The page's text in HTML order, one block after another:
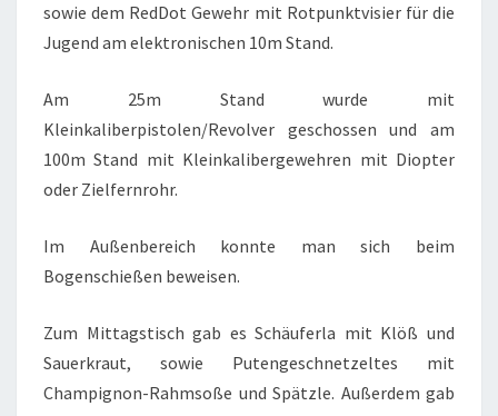
sowie dem RedDot Gewehr mit Rotpunktvisier für die
Jugend am elektronischen 10m Stand.
Am 25m Stand wurde mit
Kleinkaliberpistolen/Revolver geschossen und am
100m Stand mit Kleinkalibergewehren mit Diopter
oder Zielfernrohr.
Im Außenbereich konnte man sich beim
Bogenschießen beweisen.
Zum Mittagstisch gab es Schäuferla mit Klöß und
Sauerkraut, sowie Putengeschnetzeltes mit
Champignon-Rahmsoße und Spätzle. Außerdem gab